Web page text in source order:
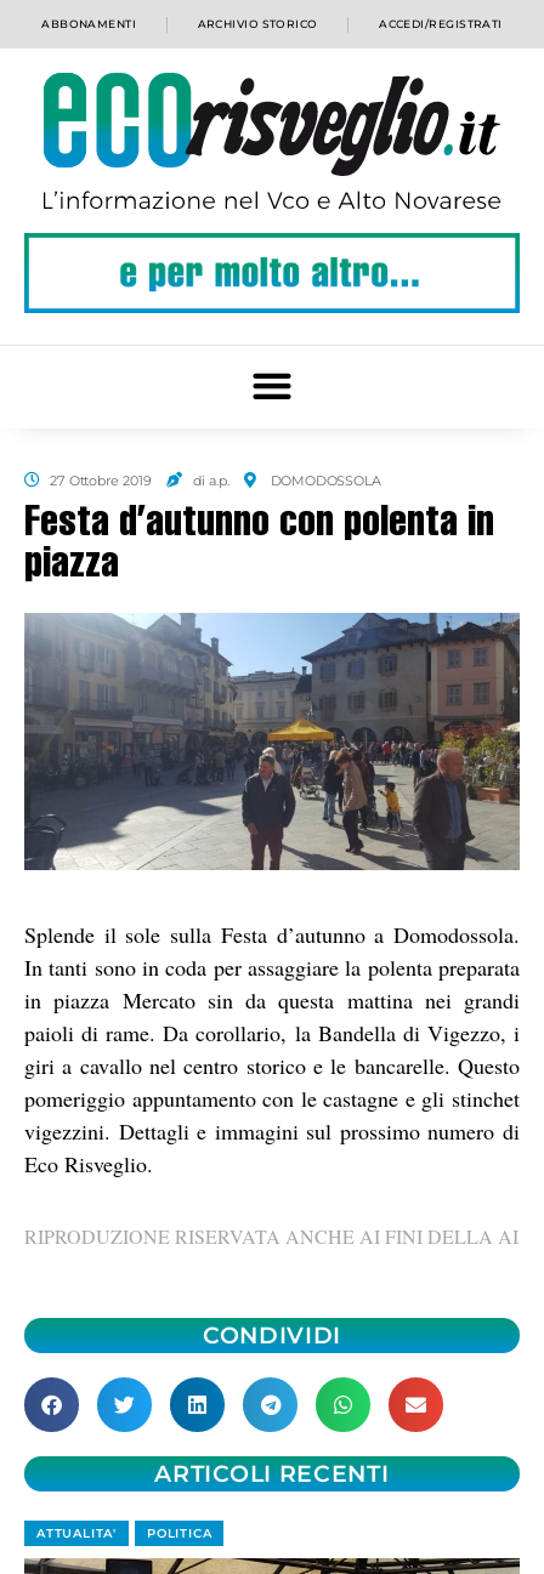
ABBONAMENTI ARCHIVIO STORICO ACCEDI/REGISTRATI
27 Ottobre 2019 di a.p. DOMODOSSOLA
Festa d’autunno con polenta in
piazza
Splende il sole sulla Festa d’autunno a Domodossola.
In tanti sono in coda per assaggiare la polenta preparata
in piazza Mercato sin da questa mattina nei grandi
paioli di rame. Da corollario, la Bandella di Vigezzo, i
giri a cavallo nel centro storico e le bancarelle. Questo
pomeriggio appuntamento con le castagne e gli stinchet
vigezzini. Dettagli e immagini sul prossimo numero di
Eco Risveglio.
RIPRODUZIONE RISERVATA ANCHE AI FINI DELLA AI
CONDIVIDI
ARTICOLI RECENTI
ATTUALITA' POLITICA